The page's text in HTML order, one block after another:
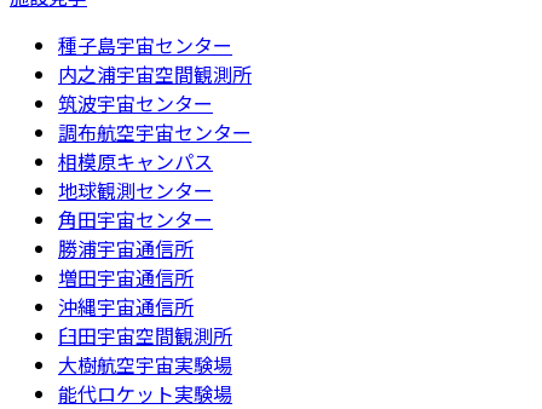
種子島宇宙センター
内之浦宇宙空間観測所
筑波宇宙センター
調布航空宇宙センター
相模原キャンパス
地球観測センター
角田宇宙センター
勝浦宇宙通信所
増田宇宙通信所
沖縄宇宙通信所
臼田宇宙空間観測所
大樹航空宇宙実験場
能代ロケット実験場